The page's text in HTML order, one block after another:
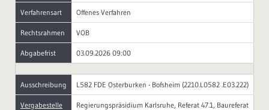
Verfahrensart Offenes Verfahren
Rechtsrahmen VOB
Abgabefrist 03.09.2026 09:00
Ausschreibung L582 FDE Osterburken - Bofsheim (2210.L0582 .E03.222)
Vergabestelle
Regierungspräsidium Karlsruhe, Referat 47.1, Baureferat